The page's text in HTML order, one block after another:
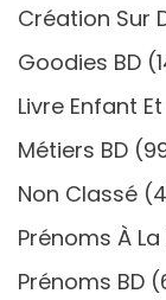
Création Sur
Goodies BD
Livre Enfant
Métiers BD
Non Classé
Prénoms À
Prénoms BD